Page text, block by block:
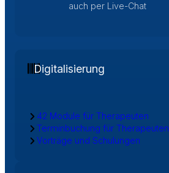
auch per Live-Chat
Digitalisierung
42 Module für Therapeuten
Terminbuchung für Therapeuten
Vorträge und Schulungen